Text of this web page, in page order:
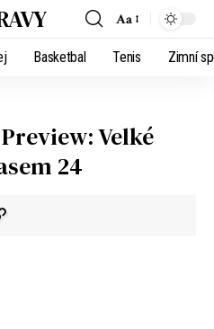
Aa
Basketbal Tenis Zimní
Velké
24